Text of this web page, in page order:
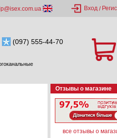
Вход /
(097) 555-44-70
Отзывы о магазине
все отзывы о